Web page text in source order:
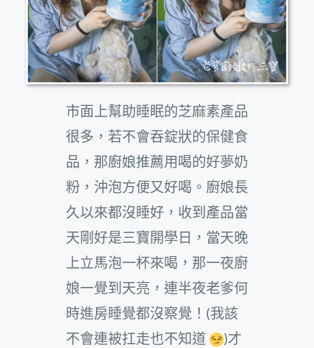
市面上幫助睡眠的芝麻素產品
很多，若不會吞錠狀的保健食
品，那廚娘推薦用喝的好夢奶
粉，沖泡方便又好喝。廚娘長
久以來都沒睡好，收到產品當
天剛好是三寶開學日，當天晚
上立馬泡一杯來喝，那一夜廚
娘一覺到天亮，連半夜老爹何
時進房睡覺都沒察覺！(我該
不會連被扛走也不知道
)才